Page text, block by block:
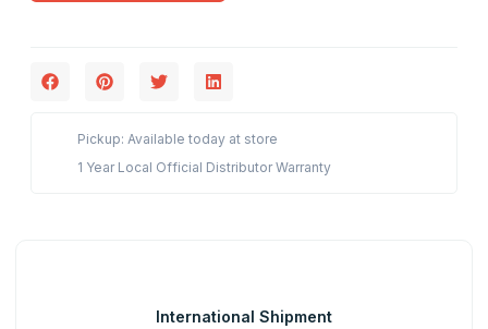
Pickup: Available today at store
1 Year Local Official Distributor Warranty
International Shipment